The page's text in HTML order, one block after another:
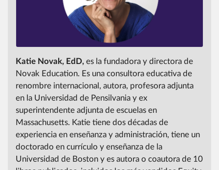
Katie Novak, EdD, es la fundadora y directora de
Novak Education. Es una consultora educativa de
renombre internacional, autora, profesora adjunta
en la Universidad de Pensilvania y ex
superintendente adjunta de escuelas en
Massachusetts. Katie tiene dos décadas de
experiencia en enseñanza y administración, tiene un
doctorado en currículo y enseñanza de la
Universidad de Boston y es autora o coautora de 10